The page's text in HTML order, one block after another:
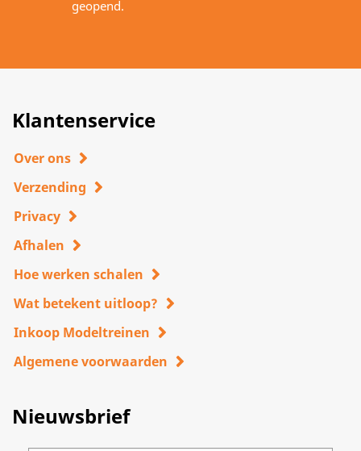
geopend.
Klantenservice
Over ons
Verzending
Privacy
Afhalen
Hoe werken schalen
Wat betekent uitloop?
Inkoop Modeltreinen
Algemene voorwaarden
Nieuwsbrief